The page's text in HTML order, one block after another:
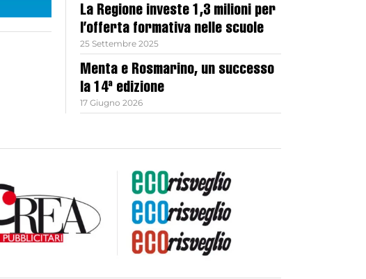
La Regione investe 1,3 milioni per
l’offerta formativa nelle scuole
25 Settembre 2025
Menta e Rosmarino, un successo
la 14ª edizione
17 Giugno 2026